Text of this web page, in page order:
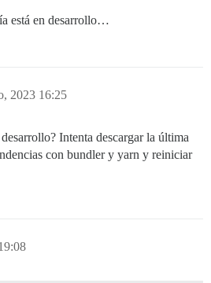
está en desarrollo…
2023 16:25
Intenta descargar la última
con bundler y yarn y reiniciar